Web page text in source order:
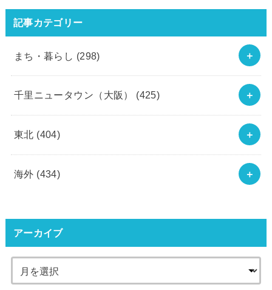
記事カテゴリー
まち・暮らし (298)
千里ニュータウン（大阪） (425)
東北 (404)
海外 (434)
アーカイブ